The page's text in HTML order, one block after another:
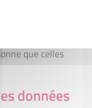
que celles
données